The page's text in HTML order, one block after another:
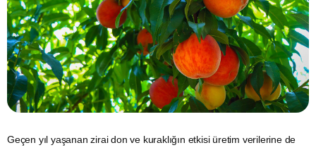
Geçen yıl yaşananzirai don ve kuraklığın etkisi üretim verilerine de